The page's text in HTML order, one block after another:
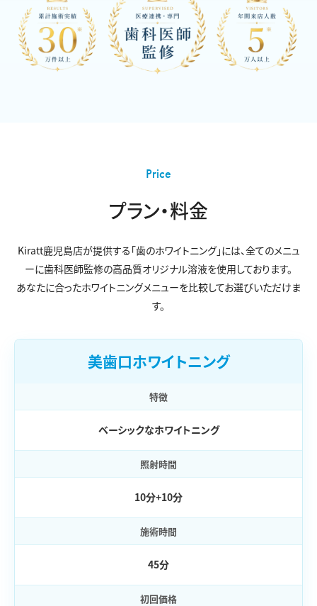
Price
プラン・料金
Kiratt鹿児島店が提供する「歯のホワイトニング」には、全てのメニュ
ーに歯科医師監修の高品質オリジナル溶液を使用しております。
あなたに合ったホワイトニングメニューを比較してお選びいただけま
す。
美歯口ホワイトニング
特徴
ベーシックなホワイトニング
照射時間
10分+10分
施術時間
45分
初回価格